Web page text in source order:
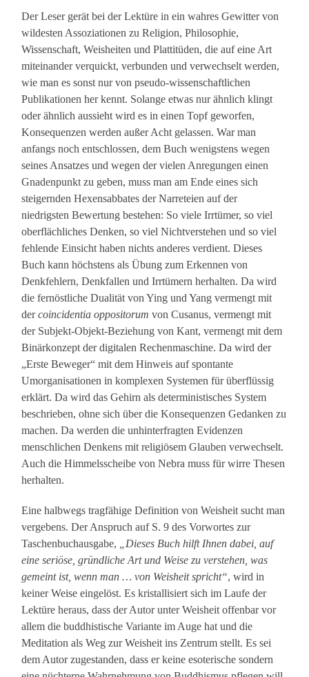
Der Leser gerät bei der Lektüre in ein wahres Gewitter von
wildesten Assoziationen zu Religion, Philosophie,
Wissenschaft, Weisheiten und Plattitüden, die auf eine Art
miteinander verquickt, verbunden und verwechselt werden,
wie man es sonst nur von pseudo-wissenschaftlichen
Publikationen her kennt. Solange etwas nur ähnlich klingt
oder ähnlich aussieht wird es in einen Topf geworfen,
Konsequenzen werden außer Acht gelassen. War man
anfangs noch entschlossen, dem Buch wenigstens wegen
seines Ansatzes und wegen der vielen Anregungen einen
Gnadenpunkt zu geben, muss man am Ende eines sich
steigernden Hexensabbates der Narreteien auf der
niedrigsten Bewertung bestehen: So viele Irrtümer, so viel
oberflächliches Denken, so viel Nichtverstehen und so viel
fehlende Einsicht haben nichts anderes verdient. Dieses
Buch kann höchstens als Übung zum Erkennen von
Denkfehlern, Denkfallen und Irrtümern herhalten. Da wird
die fernöstliche Dualität von Ying und Yang vermengt mit
dercoincidentia oppositorum von Cusanus, vermengt mit
der Subjekt-Objekt-Beziehung von Kant, vermengt mit dem
Binärkonzept der digitalen Rechenmaschine. Da wird der
„Erste Beweger“ mit dem Hinweis auf spontante
Umorganisationen in komplexen Systemen für überflüssig
erklärt. Da wird das Gehirn als deterministisches System
beschrieben, ohne sich über die Konsequenzen Gedanken zu
machen. Da werden die unhinterfragten Evidenzen
menschlichen Denkens mit religiösem Glauben verwechselt.
Auch die Himmelsscheibe von Nebra muss für wirre Thesen
herhalten.
Eine halbwegs tragfähige Definition von Weisheit sucht man
vergebens. Der Anspruch auf S. 9 des Vorwortes zur
Taschenbuchausgabe, „Dieses Buch hilft Ihnen dabei, auf
eine seriöse, gründliche Art und Weise zu verstehen, was
gemeint ist, wenn man … von Weisheit spricht“, wird in
keiner Weise eingelöst. Es kristallisiert sich im Laufe der
Lektüre heraus, dass der Autor unter Weisheit offenbar vor
allem die buddhistische Variante im Auge hat und die
Meditation als Weg zur Weisheit ins Zentrum stellt. Es sei
dem Autor zugestanden, dass er keine esoterische sondern